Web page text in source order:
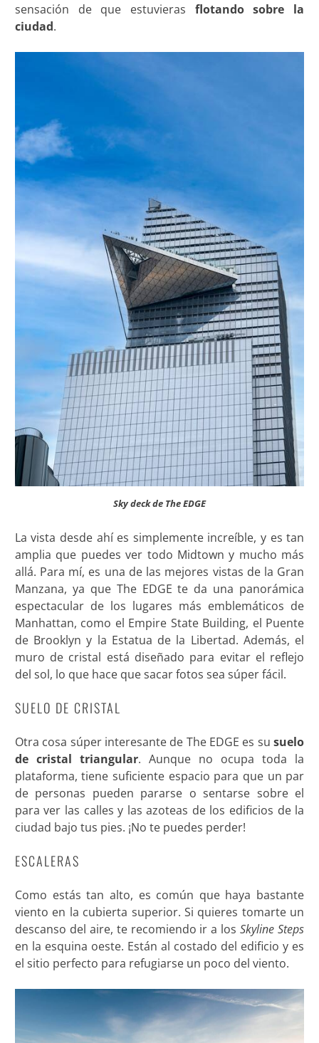
sensación de que estuvieras flotando sobre la
ciudad.
Sky deck de The EDGE
La vista desde ahí es simplemente increíble, y es tan
amplia que puedes ver todo Midtown y mucho más
allá. Para mí, es una de las mejores vistas de la Gran
Manzana, ya que The EDGE te da una panorámica
espectacular de los lugares más emblemáticos de
Manhattan, como el Empire State Building, el Puente
de Brooklyn y la Estatua de la Libertad. Además, el
muro de cristal está diseñado para evitar el reflejo
del sol, lo que hace que sacar fotos sea súper fácil.
SUELO DE CRISTAL
Otra cosa súper interesante de The EDGE es susuelo
de cristal triangular. Aunque no ocupa toda la
plataforma, tiene suficiente espacio para que un par
de personas pueden pararse o sentarse sobre el
para ver las calles y las azoteas de los edificios de la
ciudad bajo tus pies. ¡No te puedes perder!
ESCALERAS
Como estás tan alto, es común que haya bastante
viento en la cubierta superior. Si quieres tomarte un
descanso del aire, te recomiendo ir a losSkyline Steps
en la esquina oeste. Están al costado del edificio y es
el sitio perfecto para refugiarse un poco del viento.